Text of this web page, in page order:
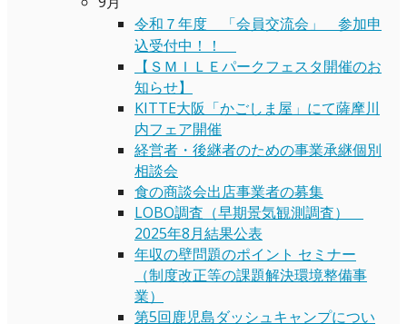
令和７年度 「会員交流会」 参加申
込受付中！！
【ＳＭＩＬＥパークフェスタ開催のお
知らせ】
KITTE大阪「かごしま屋」にて薩摩川
内フェア開催
経営者・後継者のための事業承継個別
相談会
食の商談会出店事業者の募集
LOBO調査（早期景気観測調査）
2025年8月結果公表
年収の壁問題のポイント セミナー
（制度改正等の課題解決環境整備事
業）
第5回鹿児島ダッシュキャンプについ